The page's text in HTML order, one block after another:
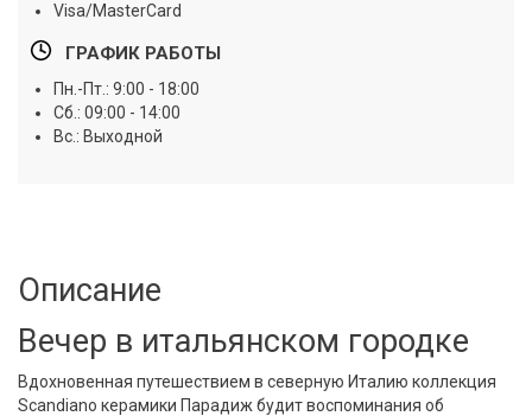
Visa/MasterCard
ГРАФИК РАБОТЫ
Пн.-Пт.: 9:00 - 18:00
Сб.: 09:00 - 14:00
Вс.: Выходной
Описание
Вечер в итальянском городке
Вдохновенная путешествием в северную Италию коллекция
Scandiano керамики Парадиж будит воспоминания об